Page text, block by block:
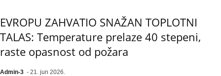
EVROPU ZAHVATIO SNAŽAN TOPLOTNI
TALAS: Temperature prelaze 40 stepeni,
raste opasnost od požara
Admin-3 - 21. jun 2026.